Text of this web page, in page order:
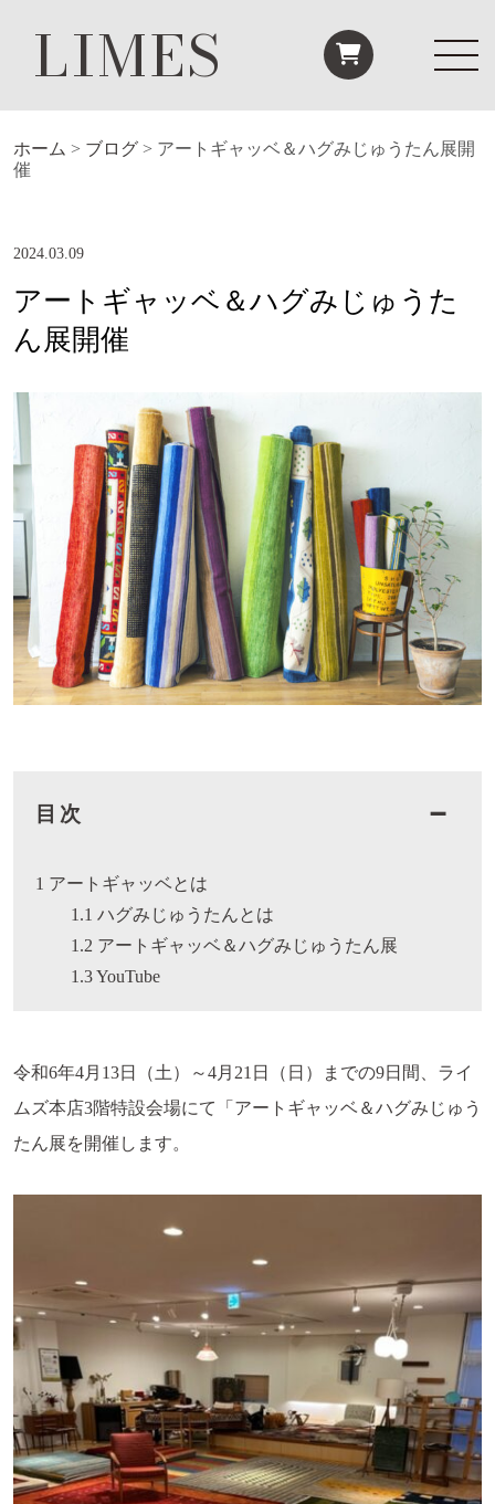
LIMES
ホーム > ブログ > アートギャッベ＆ハグみじゅうたん展開
催
2024.03.09
アートギャッベ＆ハグみじゅうた
ん展開催
目次 ➖
1 アートギャッベとは
1.1 ハグみじゅうたんとは
1.2 アートギャッベ＆ハグみじゅうたん展
1.3YouTube
令和6年4月13日（土）～4月21日（日）までの9日間、ライ
ムズ本店3階特設会場にて「アートギャッベ＆ハグみじゅう
たん展を開催します。